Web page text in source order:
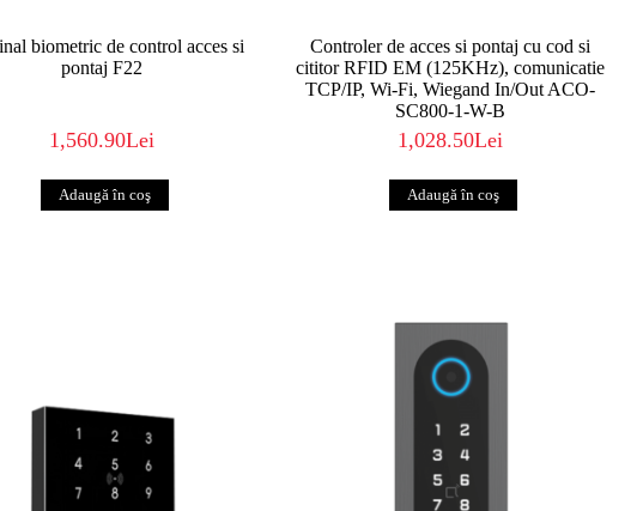
biometric de control acces si
pontaj F22
1,560.90Lei
Controler de acces si pontaj cu cod si
cititor RFID EM (125KHz), comunicatie
TCP/IP, Wi-Fi, Wiegand In/Out ACO-
SC800-1-W-B
1,028.50Lei